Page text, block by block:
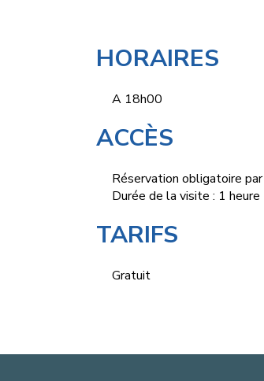
HORAIRES
A 18h00
ACCÈS
Réservation obligatoire
Durée de la visite : 1 heure
TARIFS
Gratuit